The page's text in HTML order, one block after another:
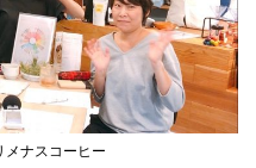
ナスコーヒー